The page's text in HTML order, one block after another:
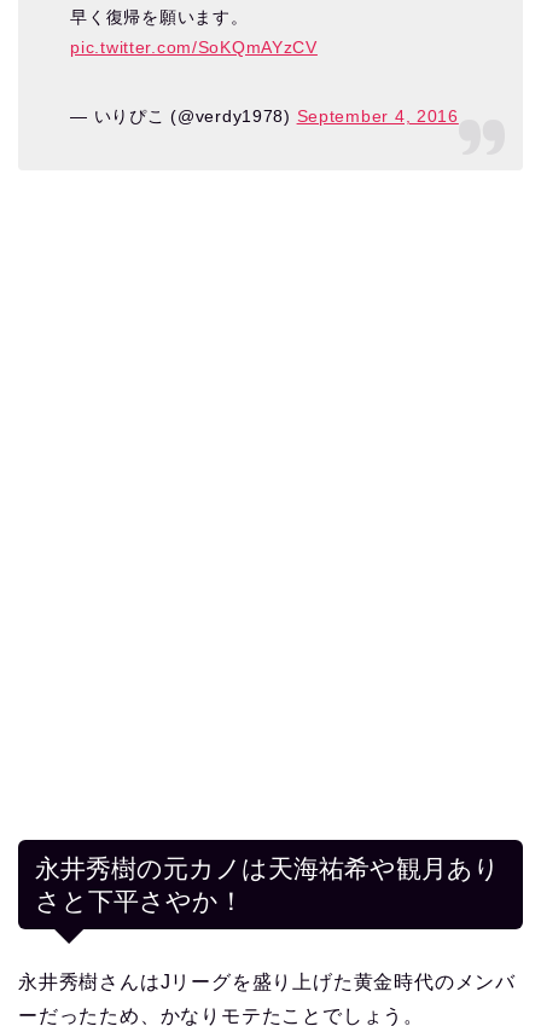
早く復帰を願います。
pic.twitter.com/SoKQmAYzCV
— いりぴこ (@verdy1978) September 4, 2016
永井秀樹の元カノは天海祐希や観月あり
さと下平さやか！
永井秀樹さんはJリーグを盛り上げた黄金時代のメンバ
ーだったため、かなりモテたことでしょう。